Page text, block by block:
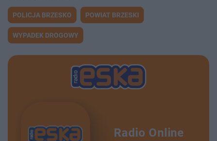
POLICJA BRZESKO POWIAT BRZESKI
WYPADEK DROGOWY
Radio Online